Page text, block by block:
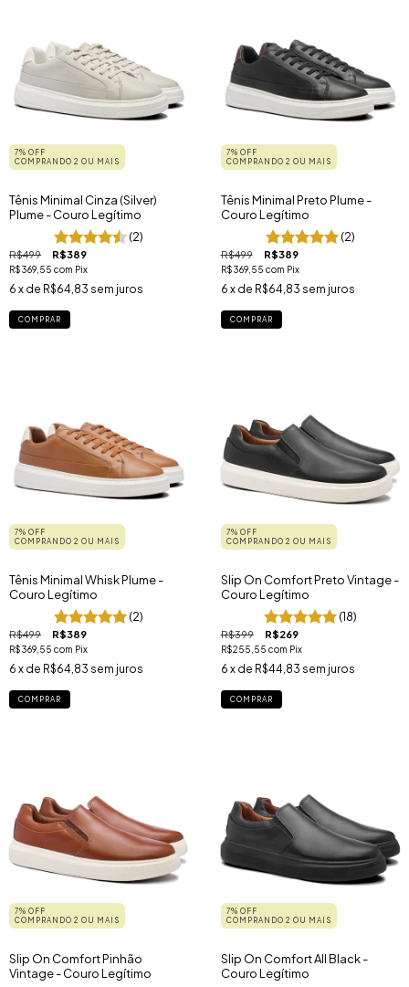
7% OFF
COMPRANDO 2 OU MAIS
Tênis Minimal Cinza (Silver)
Plume - Couro Legítimo
(2)
R$499 R$389
R$369,55 com Pix
6 x de R$64,83 sem juros
COMPRAR
7% OFF
COMPRANDO 2 OU MAIS
Tênis Minimal Preto Plume -
Couro Legítimo
(2)
R$499 R$389
R$369,55 com Pix
6 x de R$64,83 sem juros
COMPRAR
7% OFF
COMPRANDO 2 OU MAIS
Tênis Minimal Whisk Plume -
Couro Legítimo
(2)
R$499 R$389
R$369,55 com Pix
6 x de R$64,83 sem juros
COMPRAR
7% OFF
COMPRANDO 2 OU MAIS
Slip On Comfort Preto Vintage -
Couro Legítimo
(18)
R$399 R$269
R$255,55 com Pix
6 x de R$44,83 sem juros
COMPRAR
7% OFF
COMPRANDO 2 OU MAIS
Slip On Comfort Pinhão
Vintage - Couro Legítimo
7% OFF
COMPRANDO 2 OU MAIS
Slip On Comfort All Black -
Couro Legítimo